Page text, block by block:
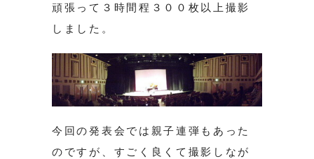
頑張って３時間程３００枚以上撮影
しました。
今回の発表会では親子連弾もあった
のですが、すごく良くて撮影しなが